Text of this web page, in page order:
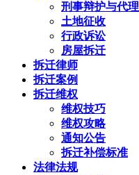
刑事辩护与代理
土地征收
行政诉讼
房屋拆迁
拆迁律师
拆迁案例
拆迁维权
维权技巧
维权攻略
通知公告
拆迁补偿标准
法律法规